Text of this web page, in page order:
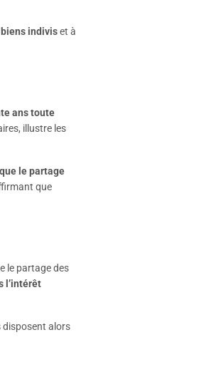
indiviset à
ans toute
illustre les
le partage
que
le partage des
l’intérêt
disposent alors